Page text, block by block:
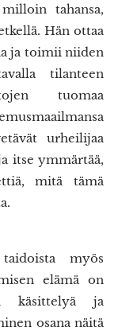
tahansa,
Hän ottaa
ja toimii niiden
tilanteen
tuomaa
urheilijaa
itse ymmärtää,
mitä tämä
myös
elämä on
käsittelyä ja
osana näitä